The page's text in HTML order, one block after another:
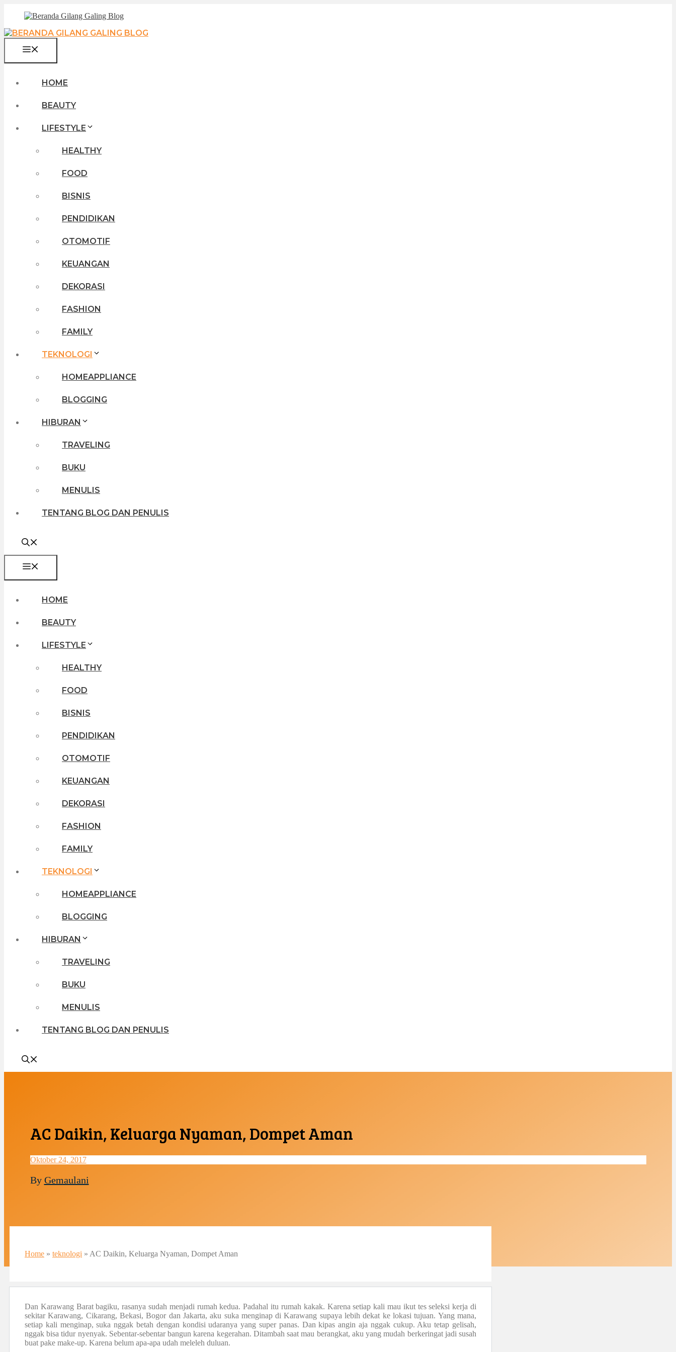
HOME
BEAUTY
LIFESTYLE
HEALTHY
FOOD
BISNIS
PENDIDIKAN
OTOMOTIF
KEUANGAN
DEKORASI
FASHION
FAMILY
TEKNOLOGI
HOMEAPPLIANCE
BLOGGING
HIBURAN
TRAVELING
BUKU
MENULIS
TENTANG BLOG DAN PENULIS
HOME
BEAUTY
LIFESTYLE
HEALTHY
FOOD
BISNIS
PENDIDIKAN
OTOMOTIF
KEUANGAN
DEKORASI
FASHION
FAMILY
TEKNOLOGI
HOMEAPPLIANCE
BLOGGING
HIBURAN
TRAVELING
BUKU
MENULIS
TENTANG BLOG DAN PENULIS
AC Daikin, Keluarga Nyaman, Dompet Aman
Oktober 24, 2017
By Gemaulani
Home » teknologi » AC Daikin, Keluarga Nyaman, Dompet Aman
Dan Karawang Barat bagiku, rasanya sudah menjadi rumah kedua. Padahal itu rumah kakak. Karena setiap kali mau ikut tes seleksi kerja di
sekitar Karawang, Cikarang, Bekasi, Bogor dan Jakarta, aku suka menginap di Karawang supaya lebih dekat ke lokasi tujuan. Yang mana,
setiap kali menginap, suka nggak betah dengan kondisi udaranya yang super panas. Dan kipas angin aja nggak cukup. Aku tetap gelisah,
nggak bisa tidur nyenyak. Sebentar-sebentar bangun karena kegerahan. Ditambah saat mau berangkat, aku yang mudah berkeringat jadi susah
buat pake make-up. Karena belum apa-apa udah meleleh duluan.